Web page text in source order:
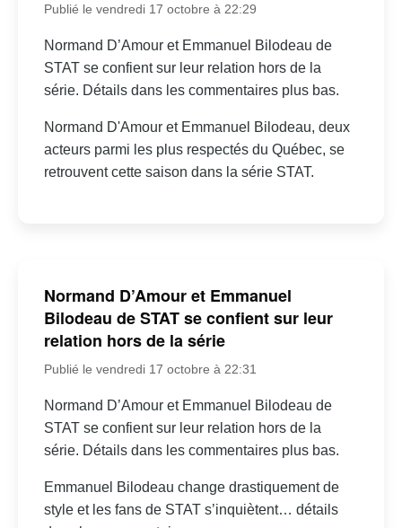
Publié le vendredi 17 octobre à 22:29
Normand D’Amour et Emmanuel Bilodeau de
STAT se confient sur leur relation hors de la
série. Détails dans les commentaires plus bas.
Normand D'Amour et Emmanuel Bilodeau, deux
acteurs parmi les plus respectés du Québec, se
retrouvent cette saison dans la série STAT.
Normand D’Amour et Emmanuel
Bilodeau de STAT se confient sur leur
relation hors de la série
Publié le vendredi 17 octobre à 22:31
Normand D’Amour et Emmanuel Bilodeau de
STAT se confient sur leur relation hors de la
série. Détails dans les commentaires plus bas.
Emmanuel Bilodeau change drastiquement de
style et les fans de STAT s’inquiètent… détails